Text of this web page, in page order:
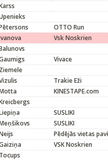
OTTO Run
Vsk Noskrien
Vivace
Ziemele
Trakie Eži
KINESTAPE.com
SUSLIKI
SUSLIKI
Pēdējās vietas
VSK Noskrien
Tocups